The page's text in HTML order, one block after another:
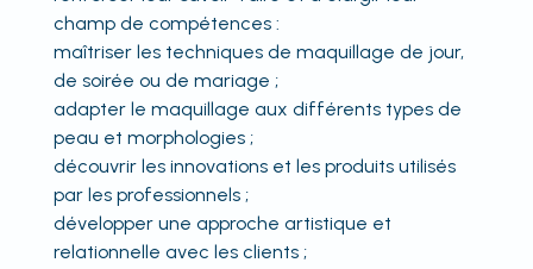
champ de compétences :
maîtriser les techniques de maquillage de jour,
de soirée ou de mariage ;
adapter le maquillage aux différents types de
peau et morphologies ;
découvrir les innovations et les produits utilisés
par les professionnels ;
développer une approche artistique et
relationnelle avec les clients ;